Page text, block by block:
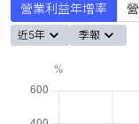
營業利益年增率
近5年 季報